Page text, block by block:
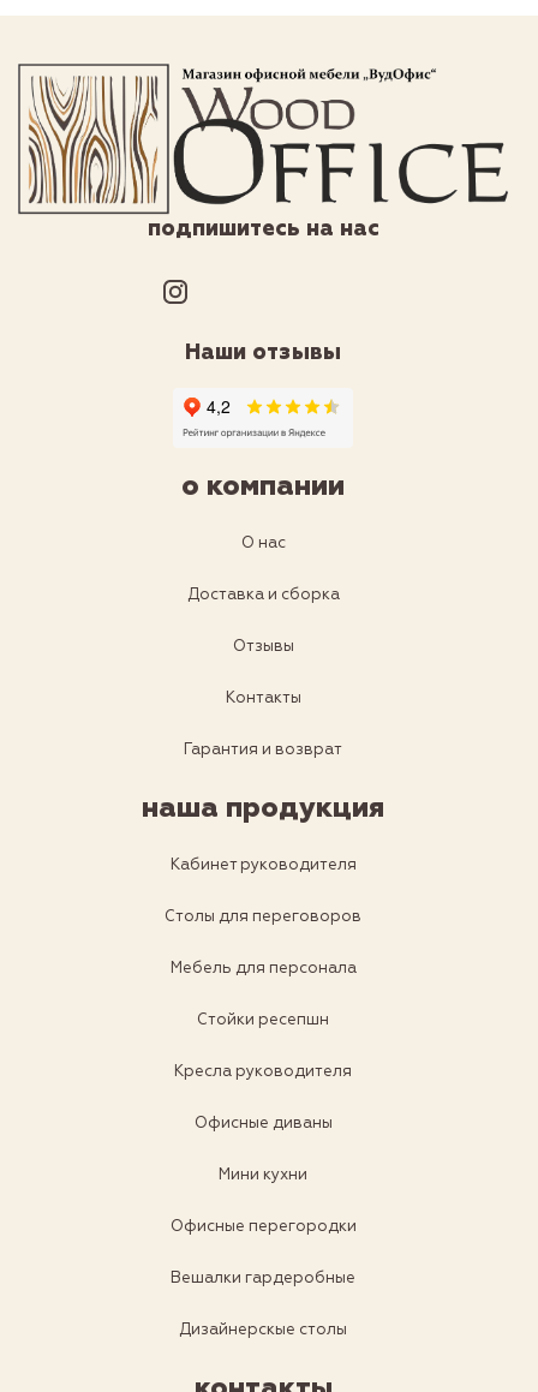
подпишитесь на нас
Наши отзывы
о компании
О нас
Доставка и сборка
Отзывы
Контакты
Гарантия и возврат
наша продукция
Кабинет руководителя
Столы для переговоров
Мебель для персонала
Стойки ресепшн
Кресла руководителя
Офисные диваны
Мини кухни
Офисные перегородки
Вешалки гардеробные
Дизайнерскые столы